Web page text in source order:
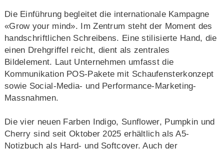
Die Einführung begleitet die internationale Kampagne
«Grow your mind». Im Zentrum steht der Moment des
handschriftlichen Schreibens. Eine stilisierte Hand, die
einen Drehgriffel reicht, dient als zentrales
Bildelement. Laut Unternehmen umfasst die
Kommunikation POS-Pakete mit Schaufensterkonzept
sowie Social-Media- und Performance-Marketing-
Massnahmen.
Die vier neuen Farben Indigo, Sunflower, Pumpkin und
Cherry sind seit Oktober 2025 erhältlich als A5-
Notizbuch als Hard- und Softcover. Auch der